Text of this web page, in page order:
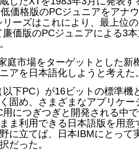
価格版のPCジュニアをアナ
リーズはこれにより、最上位
価版のPCジュニアによる3
庭市場をターゲットとした新
アを日本語化しようと考えた
下PC）が16ビットの標準機
固め、さまざまなアプリケー
につぎつぎと開発される中
ま利用できる日本語版を用意
に立てば、日本IBMにとって
だった。